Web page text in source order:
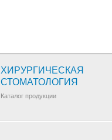
ХИРУРГИЧЕСКАЯ
СТОМАТОЛОГИЯ
Каталог продукции